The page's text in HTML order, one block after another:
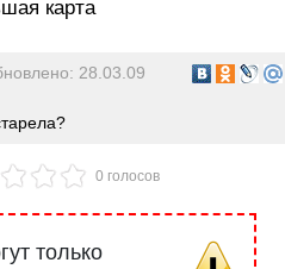
28.03.09
0 голосов
только